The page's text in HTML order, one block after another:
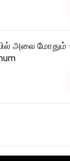
அலை மோதும் –